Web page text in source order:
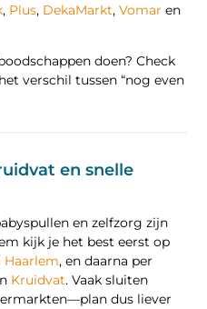
, Plus, DekaMarkt,Vomar en
doen? Check
verschil tussen “nog even
en snelle
en zelfzorg zijn
kijk je het best eerst op
Haarlem, en daarna per
Kruidvat. Vaak sluiten
dus liever